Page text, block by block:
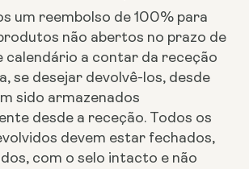
um reembolso de 100% para
não abertos no prazo de
calendário a contar da receção
se desejar devolvê-los, desde
sido armazenados
desde a receção. Todos os
devem estar fechados,
com o selo intacto e não